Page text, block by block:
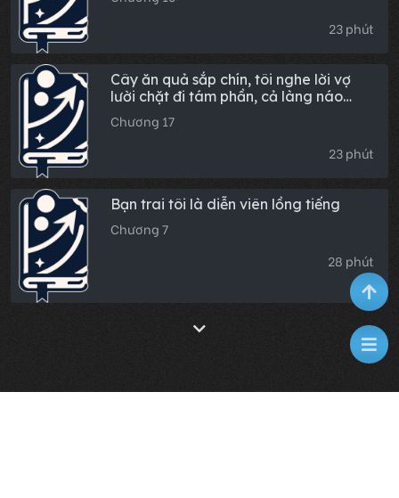
23 phút
Cây ăn quả sắp chín, tôi nghe lời vợ
lười chặt đi tám phần, cả làng náo
loạn
Chương 17
23 phút
Bạn trai tôi là diễn viên lồng tiếng
Chương 7
28 phút